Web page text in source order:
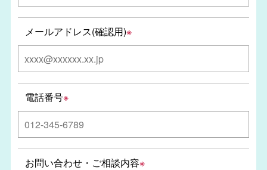
メールアドレス(確認用)※
電話番号※
お問い合わせ・ご相談内容※